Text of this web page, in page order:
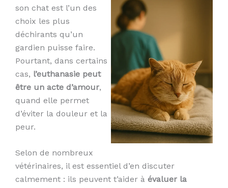
son chat est l’un des
choix les plus
déchirants qu’un
gardien puisse faire.
Pourtant, dans certains
cas, l’euthanasie peut
être un acte d’amour,
quand elle permet
d’éviter la douleur et la
peur.
Selon de nombreux
vétérinaires, il est essentiel d’en discuter
calmement : ils peuvent t’aider à évaluer la